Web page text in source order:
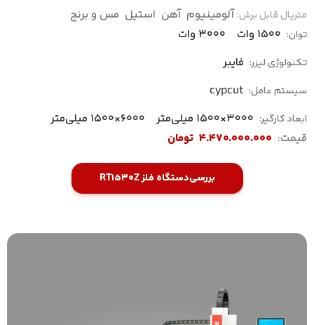
متریال قابل برش: آلومینیوم آهن استیل مس و برنج
توان: 1500 وات 3000 وات
تکنولوژی لیزر: فایبر
سیستم عامل: cypcut
ابعاد کارگیر: 3000×1500 میلی‌متر
6000×1500 میلی‌متر
قیمت: 4.470.000.000 تومان
بررسیدستگاه فلز RT1530Z